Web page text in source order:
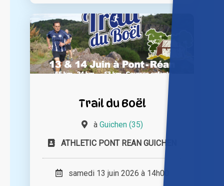
Trail du Boël
à Guichen (35)
ATHLETIC PONT REAN GUICHEN
samedi 13 juin 2026 à 14h00